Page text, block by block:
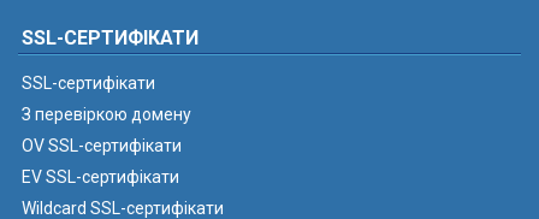
SSL-СЕРТИФІКАТИ
SSL-сертифікати
З перевіркою домену
OV SSL-сертифікати
EV SSL-сертифікати
Wildcard SSL-сертифікати